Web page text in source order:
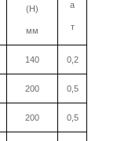
а
т
(H)
мм
140 0,2
200 0,5
200 0,5